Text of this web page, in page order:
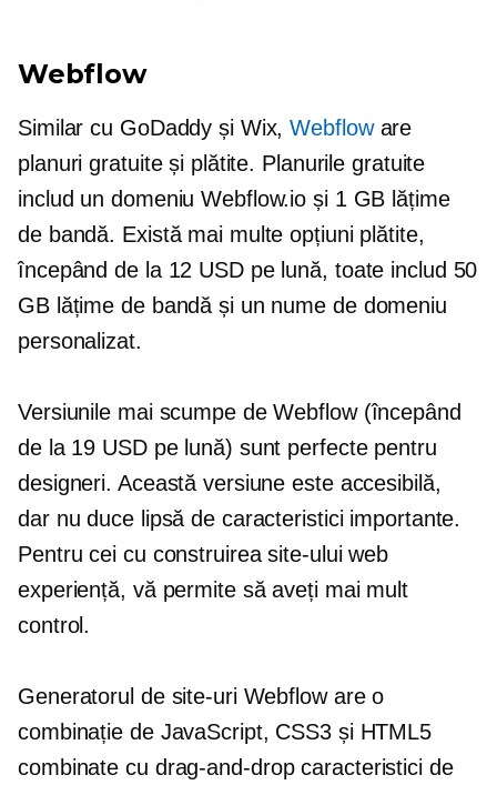
Webflow
Similar cu GoDaddy și Wix,Webfloware
planuri gratuite și plătite. Planurile gratuite
includ un domeniu Webflow.io și 1 GB lățime
de bandă. Există mai multe opțiuni plătite,
începând de la 12 USD pe lună, toate includ 50
GB lățime de bandă și un nume de domeniu
personalizat.
Versiunile mai scumpe de Webflow (începând
de la 19 USD pe lună) sunt perfecte pentru
designeri. Această versiune este accesibilă,
dar nu duce lipsă de caracteristici importante.
Pentru cei cu construirea site-ului web
experiență, vă permite să aveți mai mult
control.
Generatorul de site-uri Webflow are o
combinație de JavaScript, CSS3 și HTML5
combinate cu drag-and-dropcaracteristici de